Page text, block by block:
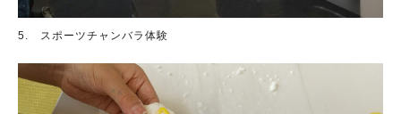
5. スポーツチャンバラ体験